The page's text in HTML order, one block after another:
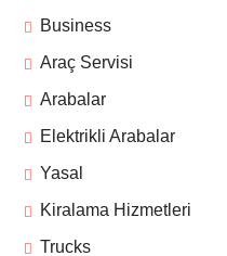
Business
Araç Servisi
Arabalar
Elektrikli Arabalar
Yasal
Kiralama Hizmetleri
Trucks